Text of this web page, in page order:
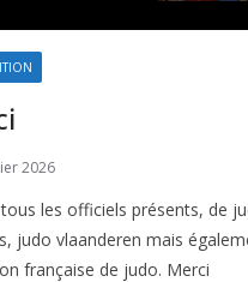
2026
les officiels présents, de
judo vlaanderen mais
française de judo. Merci